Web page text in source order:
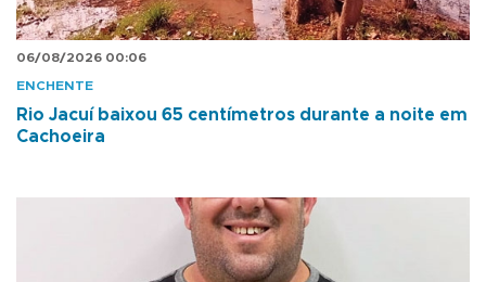
06/08/2026 00:06
ENCHENTE
Rio Jacuí baixou 65 centímetros durante a noite em
Cachoeira